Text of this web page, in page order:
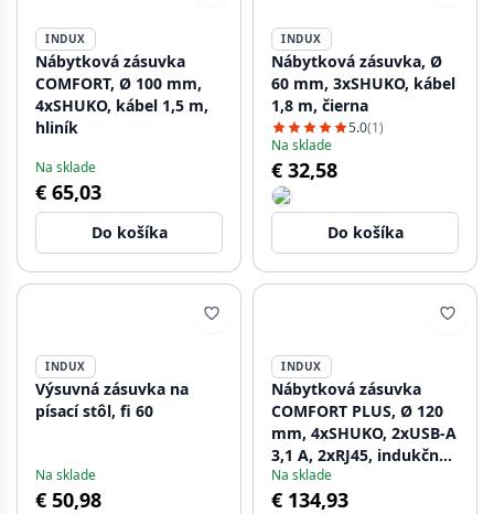
INDUX
Nábytková zásuvka
COMFORT, Ø 100 mm,
4xSHUKO, kábel 1,5 m,
hliník
Na sklade
€ 65,03
Do košíka
INDUX
Nábytková zásuvka, Ø
60 mm, 3xSHUKO, kábel
1,8 m, čierna
5.0(1)
Na sklade
€ 32,58
Do košíka
INDUX
Výsuvná zásuvka na
písací stôl, fi 60
Na sklade
€ 50,98
INDUX
Nábytková zásuvka
COMFORT PLUS, Ø 120
mm, 4xSHUKO, 2xUSB-A
3,1 A, 2xRJ45, indukčná
nabíjačka 5 W, kábel 1,5
m, biela
Na sklade
€ 134,93